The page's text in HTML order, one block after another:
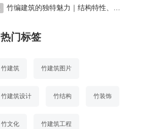
热门标签
竹建筑 竹建筑图片
竹建筑设计 竹结构 竹装饰
竹文化 竹建筑工程